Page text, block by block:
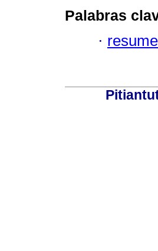
Palabras
·